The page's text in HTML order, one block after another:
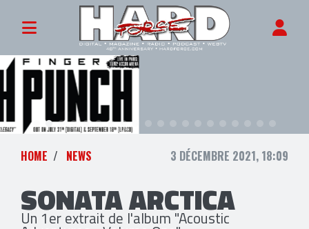
HOME NEWS 3 DÉCEMBRE 2021, 18:09
SONATA ARCTICA
Un 1er extrait de l'album "Acoustic